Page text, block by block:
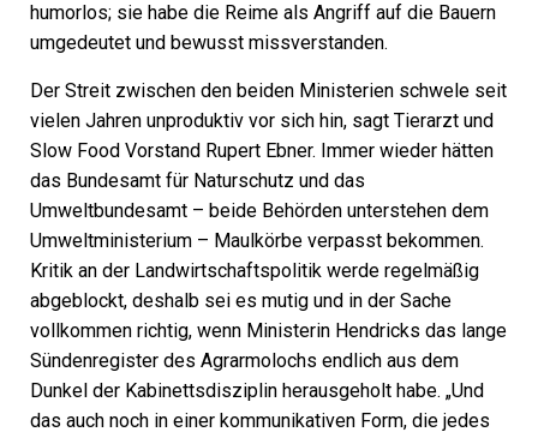
humorlos; sie habe die Reime als Angriff auf die Bauern
umgedeutet und bewusst missverstanden.
Der Streit zwischen den beiden Ministerien schwele seit
vielen Jahren unproduktiv vor sich hin, sagt Tierarzt und
Slow Food Vorstand Rupert Ebner. Immer wieder hätten
das Bundesamt für Naturschutz und das
Umweltbundesamt – beide Behörden unterstehen dem
Umweltministerium – Maulkörbe verpasst bekommen.
Kritik an der Landwirtschaftspolitik werde regelmäßig
abgeblockt, deshalb sei es mutig und in der Sache
vollkommen richtig, wenn Ministerin Hendricks das lange
Sündenregister des Agrarmolochs endlich aus dem
Dunkel der Kabinettsdisziplin herausgeholt habe. „Und
das auch noch in einer kommunikativen Form, die jedes